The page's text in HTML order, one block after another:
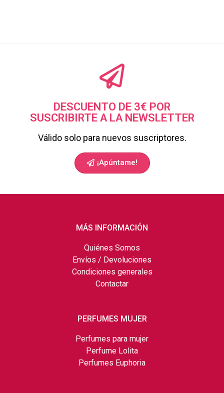
DESCUENTO DE 3€ POR
SUSCRIBIRTE A LA NEWSLETTER
Válido solo para nuevos suscriptores.
¡Apúntame!
MÁS INFORMACIÓN
Quiénes Somos
Envíos / Devoluciones
Condiciones generales
Contactar
PERFUMES MUJER
Perfumes para mujer
Perfume Lolita
Perfumes Euphoria